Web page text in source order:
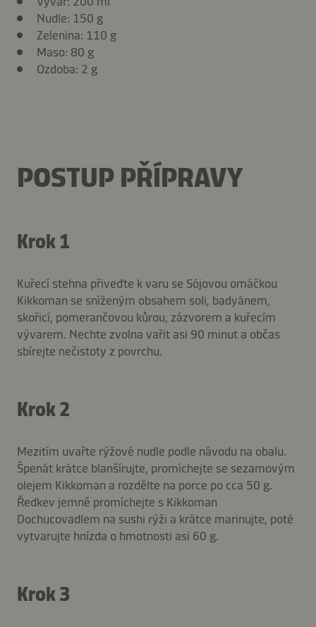
Nudle: 150 g
Zelenina: 110 g
Maso: 80 g
Ozdoba: 2 g
POSTUP PŘÍPRAVY
Krok 1
Kuřecí stehna přiveďte k varu se Sójovou omáčkou
Kikkoman se sníženým obsahem soli, badyánem,
skořicí, pomerančovou kůrou, zázvorem a kuřecím
vývarem. Nechte zvolna vařit asi 90 minut a občas
sbírejte nečistoty z povrchu.
Krok 2
Mezitím uvařte rýžové nudle podle návodu na obalu.
Špenát krátce blanšírujte, promíchejte se sezamovým
olejem Kikkoman a rozdělte na porce po cca 50 g.
Ředkev jemně promíchejte s Kikkoman
Dochucovadlem na sushi rýži a krátce marinujte, poté
vytvarujte hnízda o hmotnosti asi 60 g.
Krok 3